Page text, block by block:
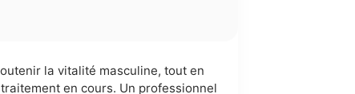
la vitalité masculine, tout en
en cours. Un professionnel